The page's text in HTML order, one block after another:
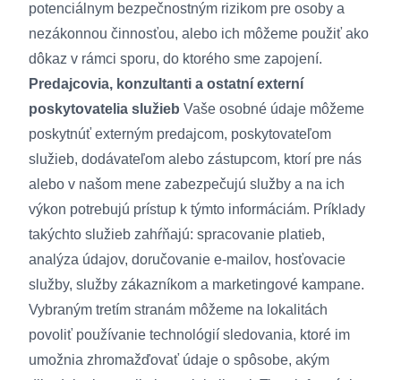
potenciálnym bezpečnostným rizikom pre osoby a
nezákonnou činnosťou, alebo ich môžeme použiť ako
dôkaz v rámci sporu, do ktorého sme zapojení.
Predajcovia, konzultanti a ostatní externí
poskytovatelia služieb Vaše osobné údaje môžeme
poskytnúť externým predajcom, poskytovateľom
služieb, dodávateľom alebo zástupcom, ktorí pre nás
alebo v našom mene zabezpečujú služby a na ich
výkon potrebujú prístup k týmto informáciám. Príklady
takýchto služieb zahŕňajú: spracovanie platieb,
analýza údajov, doručovanie e-mailov, hosťovacie
služby, služby zákazníkom a marketingové kampane.
Vybraným tretím stranám môžeme na lokalitách
povoliť používanie technológií sledovania, ktoré im
umožnia zhromažďovať údaje o spôsobe, akým